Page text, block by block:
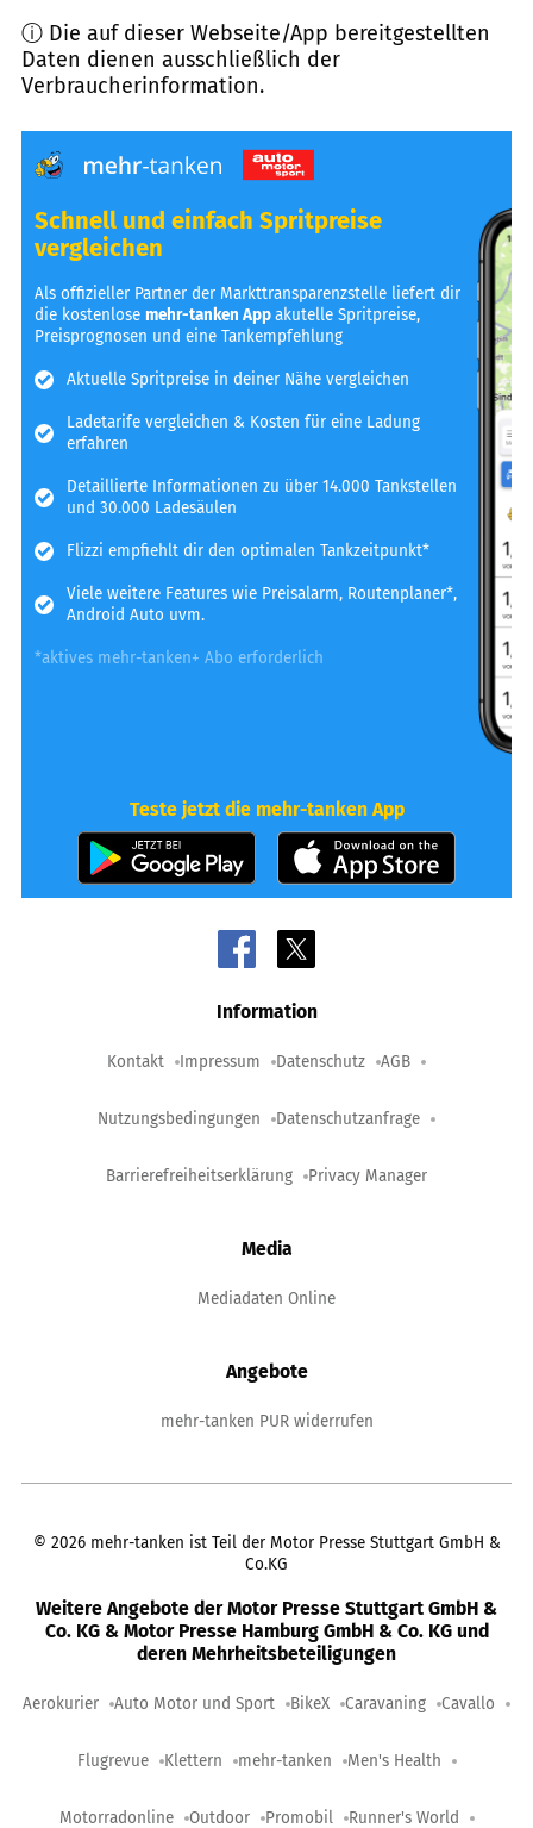
ⓘ Die auf dieser Webseite/App bereitgestellten
Daten dienen ausschließlich der
Verbraucherinformation.
Schnell und einfach Spritpreise
vergleichen
Als offizieller Partner der Markttransparenzstelle liefert dir
die kostenlosemehr-tanken Appakutelle Spritpreise,
Preisprognosen und eine Tankempfehlung
Aktuelle Spritpreise in deiner Nähe vergleichen
Ladetarife vergleichen & Kosten für eine Ladung
erfahren
Detaillierte Informationen zu über 14.000 Tankstellen
und 30.000 Ladesäulen
Flizzi empfiehlt dir den optimalen Tankzeitpunkt*
Viele weitere Features wie Preisalarm, Routenplaner*,
Android Auto uvm.
*aktives mehr-tanken+ Abo erforderlich
Teste jetzt die mehr-tanken App
Information
Kontakt Impressum Datenschutz AGB
Nutzungsbedingungen Datenschutzanfrage
Barrierefreiheitserklärung Privacy Manager
Media
Mediadaten Online
Angebote
mehr-tanken PUR widerrufen
© 2026 mehr-tanken ist Teil der Motor Presse Stuttgart GmbH &
Co.KG
Weitere Angebote der Motor Presse Stuttgart GmbH &
Co. KG & Motor Presse Hamburg GmbH & Co. KG und
deren Mehrheitsbeteiligungen
Aerokurier Auto Motor und Sport BikeX Caravaning Cavallo
Flugrevue Klettern mehr-tanken Men's Health
Motorradonline Outdoor Promobil Runner's World